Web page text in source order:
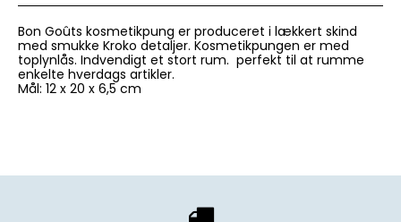
Bon Goûts kosmetikpung er produceret i lækkert skind
med smukke Kroko detaljer. Kosmetikpungen er med
toplynlås. Indvendigt et stort rum. perfekt til at rumme
enkelte hverdags artikler.
Mål: 12 x 20 x 6,5 cm